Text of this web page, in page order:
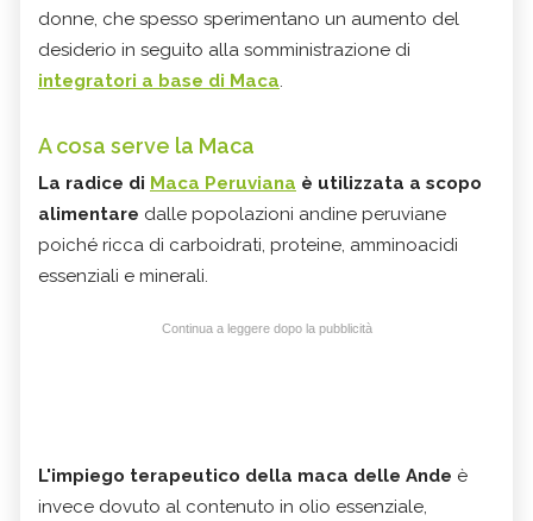
donne, che spesso sperimentano un aumento del
desiderio in seguito alla somministrazione di
integratori a base di Maca.
A cosa serve la Maca
La radice di Maca Peruviana è utilizzata a scopo
alimentare dalle popolazioni andine peruviane
poiché ricca di carboidrati, proteine, amminoacidi
essenziali e minerali.
Continua a leggere dopo la pubblicità
L'impiego terapeutico della maca delle Ande è
invece dovuto al contenuto in olio essenziale,